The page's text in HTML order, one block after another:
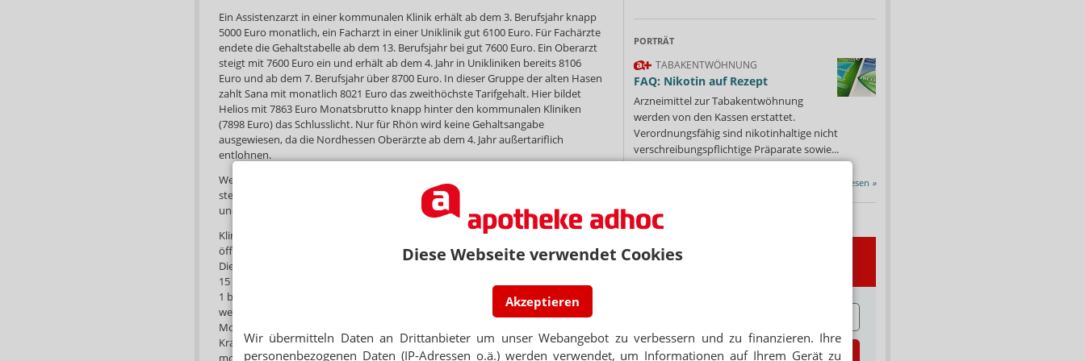
Diese Webseite verwendet Cookies
Akzeptieren
Wir übermitteln Daten an Drittanbieter um unser Webangebot zu verbessern und zu finanzieren. Ihre
personenbezogenen Daten (IP-Adressen o.ä.) werden verwendet, um Informationen auf Ihrem Gerät zu
Ein Assistenzarzt in einer kommunalen Klinik erhält ab dem 3. Berufsjahr knapp
5000 Euro monatlich, ein Facharzt in einer Uniklinik gut 6100 Euro. Für Fachärzte
endete die Gehaltstabelle ab dem 13. Berufsjahr bei gut 7600 Euro. Ein Oberarzt
steigt mit 7600 Euro ein und erhält ab dem 4. Jahr in Unikliniken bereits 8106
Euro und ab dem 7. Berufsjahr über 8700 Euro. In dieser Gruppe der alten Hasen
zahlt Sana mit monatlich 8021 Euro das zweithöchste Tarifgehalt. Hier bildet
Helios mit 7863 Euro Monatsbrutto knapp hinter den kommunalen Kliniken
(7898 Euro) das Schlusslicht. Nur für Rhön wird keine Gehaltsangabe
ausgewiesen, da die Nordhessen Oberärzte ab dem 4. Jahr außertariflich
entlohnen.
Wer es auf die Chefarztebene schafft, verdient nochmals mehr: An Unikliniken
steigen Chefärzte mit 9000 Euro ein, ab dem 4. Berufsjahr gibt es 9649,97 Euro
und ab dem 7. Berufsjahr über 10.000 Euro.
Klinikapotheker verdienen laut Apobank etwas besser als Apotheker in
öffentlichen Apotheken. Für sie gelten die Tarifverträge des öffentlichen
Dienstes (TVöD). Apotheker würden hier üblicherweise in die Tarifgruppe 14 oder
15 (Apotheker als Leiter von Apotheken) und je nach Berufsjahren in den Stufen
1 bis 6 (nach einem Jahr Stufe 2, nach zwei weiteren Jahren Stufe 3, nach drei
weiteren Jahren Stufe 4 usw.) eingruppiert. Nach mehreren Jahren werden hier
Monatsgehälter bis zu 5000 Euro gezahlt. Angestellte Apotheker in
Krankenhausapotheken von Kliniken anderer Träger verdienen meistens ein
monatliches Bruttogehalt von circa 3500 Euro bis 7000 Euro.
PORTRÄT
TABAKENTWÖHNUNG
FAQ: Nikotin auf Rezept
Arzneimittel zur Tabakentwöhnung
werden von den Kassen erstattet.
Verordnungsfähig sind nikotinhaltige nicht
verschreibungspflichtige Präparate sowie...
Mehr»
Alle Porträts lesen »
Jetzt abonnieren